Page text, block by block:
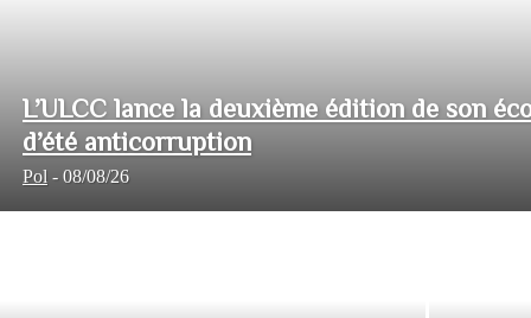
L’ULCC lance la deuxième édition de son
d’été anticorruption
Pol - 08/08/26